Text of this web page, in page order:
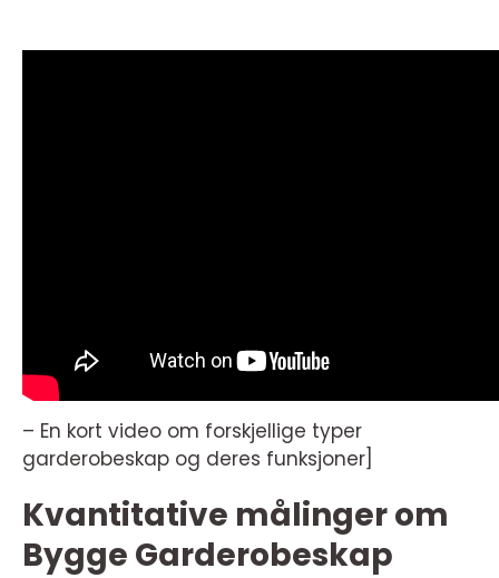
– En kort video om forskjellige typer
garderobeskap og deres funksjoner]
Kvantitative målinger om
Bygge Garderobeskap